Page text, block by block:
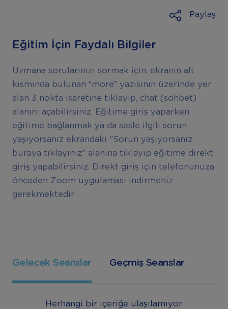
Paylaş
Eğitim İçin Faydalı Bilgiler
Uzmana sorularınızı sormak için, ekranın alt
kısmında bulunan “more” yazısının üzerinde yer
alan 3 nokta işaretine tıklayıp, chat (sohbet)
alanını açabilirsiniz. Eğitime giriş yaparken
eğitime bağlanmak ya da sesle ilgili sorun
yaşıyorsanız ekrandaki "Sorun yaşıyorsanız
buraya tıklayınız" alanına tıklayıp eğitime direkt
giriş yapabilirsiniz. Direkt giriş için telefonunuza
önceden Zoom uygulaması indirmeniz
gerekmektedir.
Gelecek Seanslar Geçmiş Seanslar
Herhangi bir içeriğe ulaşılamıyor